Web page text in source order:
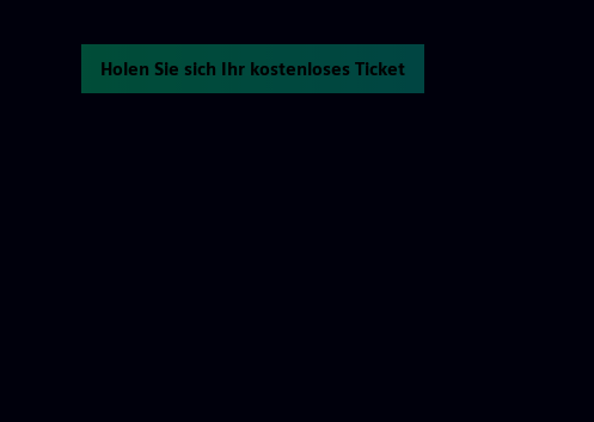
Holen Sie sich Ihr kostenloses Ticket